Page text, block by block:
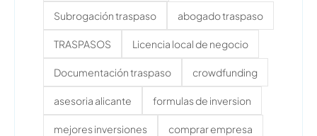
Subrogación traspaso abogado traspaso
TRASPASOS Licencia local de negocio
Documentación traspaso crowdfunding
asesoria alicante formulas de inversion
mejores inversiones comprar empresa